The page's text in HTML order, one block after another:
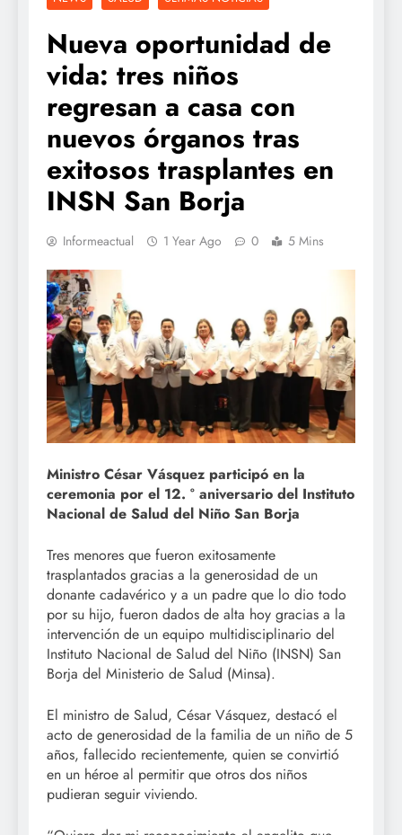
Nueva oportunidad de
vida: tres niños
regresan a casa con
nuevos órganos tras
exitosos trasplantes en
INSN San Borja
Informeactual 1 Year Ago 0 5 Mins
Ministro César Vásquez participó en la
ceremonia por el 12. ° aniversario del Instituto
Nacional de Salud del Niño San Borja
Tres menores que fueron exitosamente
trasplantados gracias a la generosidad de un
donante cadavérico y a un padre que lo dio todo
por su hijo, fueron dados de alta hoy gracias a la
intervención de un equipo multidisciplinario del
Instituto Nacional de Salud del Niño (INSN) San
Borja del Ministerio de Salud (Minsa).
El ministro de Salud, César Vásquez, destacó el
acto de generosidad de la familia de un niño de 5
años, fallecido recientemente, quien se convirtió
en un héroe al permitir que otros dos niños
pudieran seguir viviendo.